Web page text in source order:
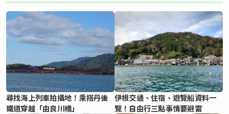
尋找海上列車拍攝地！乘搭丹後
鐵道穿越「由良川橋」
伊根交通、住宿、遊覽船資料一
覽！自由行三點事情要避雷